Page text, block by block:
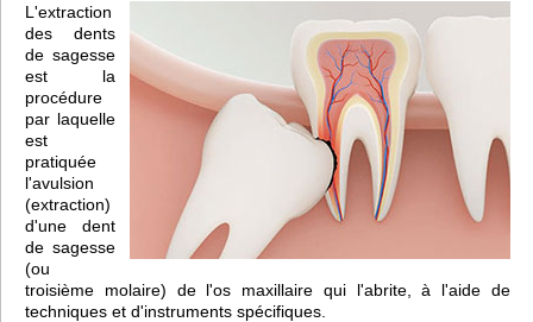
L'extraction
des dents
de sagesse
est la
procédure
par laquelle
est
pratiquée
l'avulsion
(extraction)
d'une dent
de sagesse
(ou
troisième molaire) de l'os maxillaire qui l'abrite, à l'aide de
techniques et d'instruments spécifiques.